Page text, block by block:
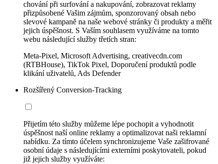
chování při surfování a nakupování, zobrazovat reklamy
přizpůsobené Vašim zájmům, sponzorovaný obsah nebo
slevové kampaně na naše webové stránky či produkty a měřit
jejich úspěšnost. S Vaším souhlasem využíváme na tomto
webu následující služby třetích stran:
Meta-Pixel, Microsoft Advertising, creativecdn.com
(RTBHouse), TikTok Pixel, Doporučení produktů podle
klikání uživatelů, Ads Defender
Rozšířený Conversion-Tracking
Přijetím této služby můžeme lépe pochopit a vyhodnotit
úspěšnost naší online reklamy a optimalizovat naši reklamní
nabídku. Za tímto účelem synchronizujeme Vaše zašifrované
osobní údaje s následujícími externími poskytovateli, pokud
již jejich služby využíváte: